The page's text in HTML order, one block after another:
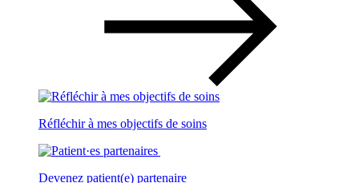
Réfléchir à mes objectifs de soins
Devenez patient(e) partenaire